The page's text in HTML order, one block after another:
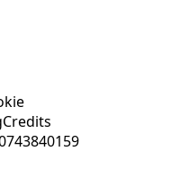
Credits